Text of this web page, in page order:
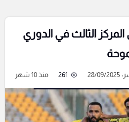
الثالث في الدوري
2025
261 منذ 10 شهر